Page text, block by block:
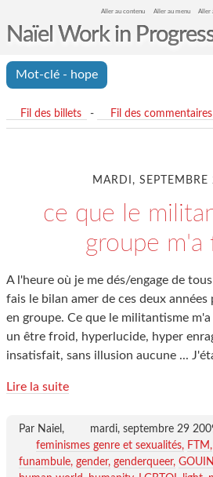
Aller au contenu Aller au menu Aller
Naïel Work in
Mot-clé - hope
Fil des billets - Fil des commentaires
MARDI,
ce que le
groupe m'a
A l'heure où je me dés/engage de
fais le bilan amer de ces deux années
en groupe. Ce que le militantisme
un être froid, hyperlucide, hyper
insatisfait, sans illusion aucune ...
Lire la suite
Par Naiel, mardi, septembre 29
feminismes genre et sexualités
FTM
funambule gender genderqueer